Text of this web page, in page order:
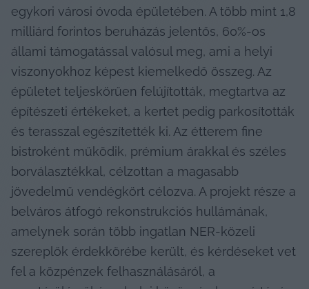
egykori városi óvoda épületében. A több mint 1,8
milliárd forintos beruházás jelentős, 60%-os
állami támogatással valósul meg, ami a helyi
viszonyokhoz képest kiemelkedő összeg. Az
épületet teljeskörűen felújították, megtartva az
építészeti értékeket, a kertet pedig parkosították
és terasszal egészítették ki. Az étterem fine
bistroként működik, prémium árakkal és széles
borválasztékkal, célzottan a magasabb
jövedelmű vendégkört célozva. A projekt része a
belváros átfogó rekonstrukciós hullámának,
amelynek során több ingatlan NER-közeli
szereplők érdekkörébe került, és kérdéseket vet
fel a közpénzek felhasználásáról, a